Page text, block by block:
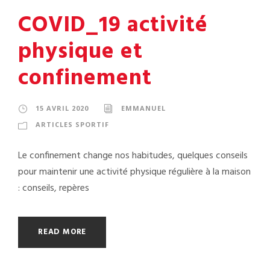
COVID_19 activité
physique et
confinement
15 AVRIL 2020
EMMANUEL
ARTICLES SPORTIF
Le confinement change nos habitudes, quelques conseils
pour maintenir une activité physique régulière à la maison
: conseils, repères
READ MORE